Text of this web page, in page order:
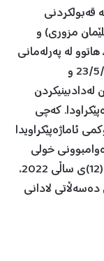
بڕیاریداوە بە قەبولكردنی
مزوری) و
لە پەرلەمانی
كوردستان بە ژمارە (1369) لە ڕێكەوتی 23/5/2023 و
كەچی
لەبڕگەی ژمارە (1)ی حوكمی ئاماژەپێكراویدا
خولی
پێنجەمی پەرلەمانی كوردستان – عێراق ژمارە (12)ی ساڵی 2022،
لادانی